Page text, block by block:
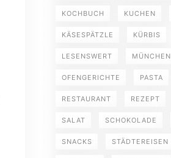
KOCHBUCH KUCHEN
KÄSESPÄTZLE KÜRBIS
LESENSWERT MÜNCHEN
OFENGERICHTE PASTA
RESTAURANT REZEPT
SALAT SCHOKOLADE
SNACKS STÄDTEREISEN